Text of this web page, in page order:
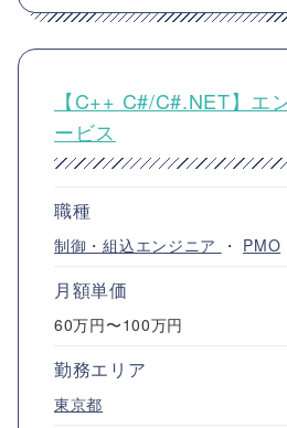
【C++ C#/C#.NET】エ
ービス
職種
制御・組込エンジニア ・ PMO
月額単価
60万円〜100万円
勤務エリア
東京都